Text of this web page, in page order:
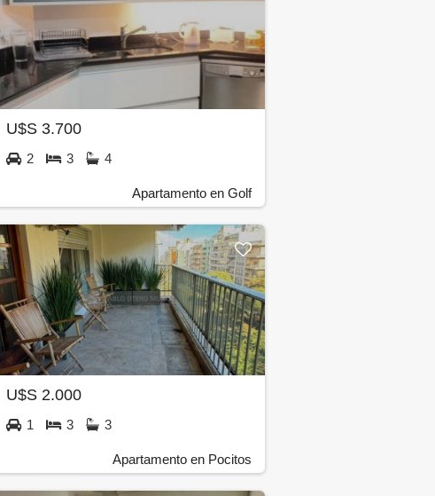
U$S 3.700
2 3 4
Apartamento en Golf
U$S 2.000
1 3 3
Apartamento en Pocitos